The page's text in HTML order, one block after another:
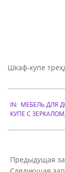
С
И
Ч
Е
О
Шкаф-купе
06-
12
IN: МЕБЕЛЬ ДЛЯ
КУПЕ С ЗЕРКАЛОМ,
Предыдущая